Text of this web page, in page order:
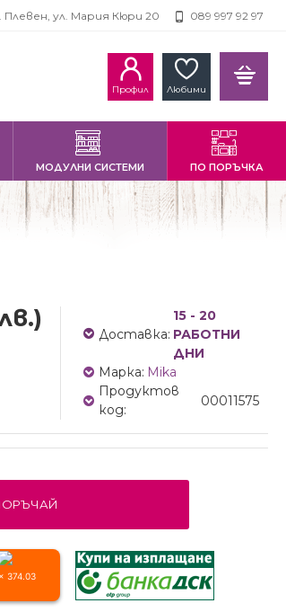
Плевен, ул. Мария Кюри 20 089 997 92 97
Профил Любими
МОДУЛНИ СИСТЕМИ ПО ПОРЪЧКА
Доставка:
15 - 20
РАБОТНИ
ДНИ
Марка: Mika
Продуктов
код:
00011575
374.03